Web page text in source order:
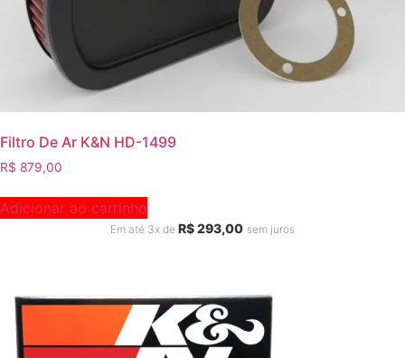
Filtro De Ar K&N HD-1499
R$ 879,00
Adicionar ao carrinho
Em até 3x de R$293,00 sem juros